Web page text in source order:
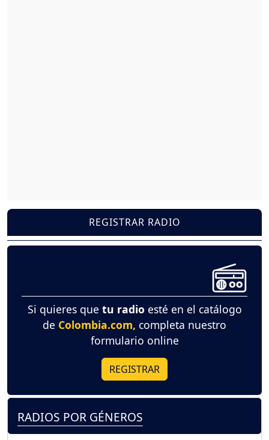
REGISTRAR RADIO
Si quieres que tu radio esté en el catálogo
de Colombia.com, completa nuestro
formulario online
REGISTRAR
RADIOS POR GÉNEROS